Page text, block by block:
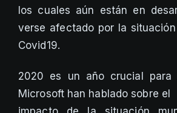
los cuales aún están en
verse afectado por la
Covid19.
2020 es un año crucial para
Microsoft han hablado sobre el